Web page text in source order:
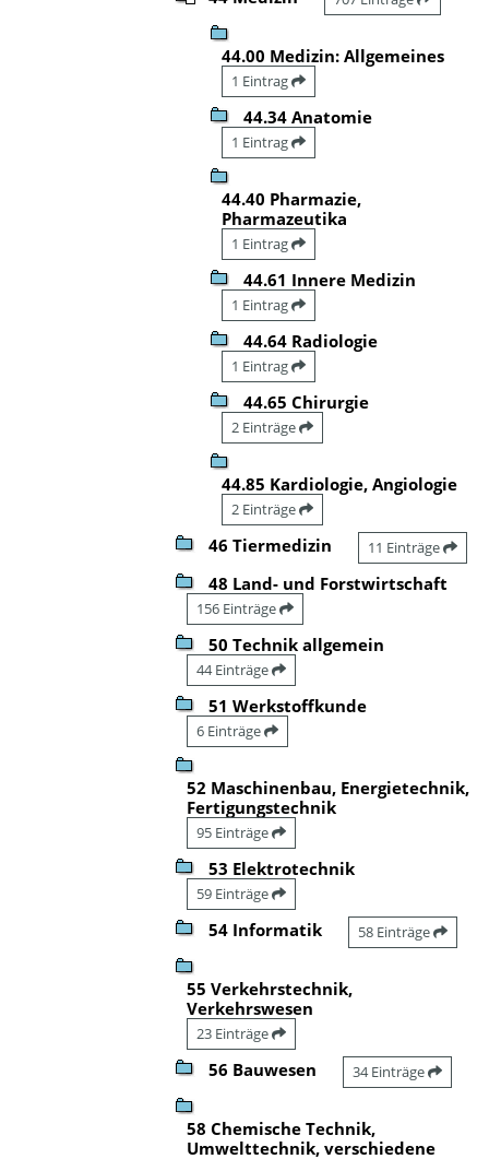
44.00 Medizin: Allgemeines
1 Eintrag
44.34 Anatomie
1 Eintrag
44.40 Pharmazie,
Pharmazeutika
1 Eintrag
44.61 Innere Medizin
1 Eintrag
44.64 Radiologie
1 Eintrag
44.65 Chirurgie
2 Einträge
44.85 Kardiologie, Angiologie
2 Einträge
46 Tiermedizin 11 Einträge
48 Land- und Forstwirtschaft
156 Einträge
50 Technik allgemein
44 Einträge
51 Werkstoffkunde
6 Einträge
52 Maschinenbau, Energietechnik,
Fertigungstechnik
95 Einträge
53 Elektrotechnik
59 Einträge
54 Informatik 58 Einträge
55 Verkehrstechnik,
Verkehrswesen
23 Einträge
56 Bauwesen 34 Einträge
58 Chemische Technik,
Umwelttechnik, verschiedene